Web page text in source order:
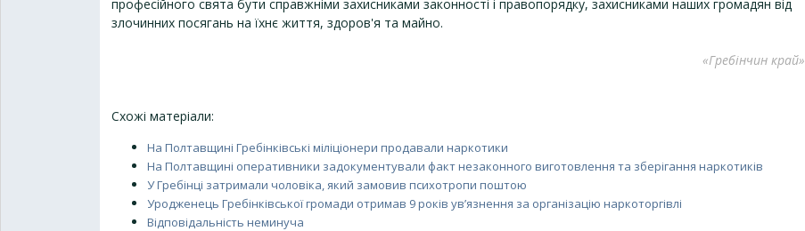
професійного свята бути справжніми захисниками законності і правопорядку, захисниками наших громадян від
злочинних посягань на їхнє життя, здоров'я та майно.
«Гребінчин край»
Схожі матеріали:
На Полтавщині Гребінківські міліціонери продавали наркотики
На Полтавщині оперативники задокументували факт незаконного виготовлення та зберігання наркотиків
У Гребінці затримали чоловіка, який замовив психотропи поштою
Уродженець Гребінківської громади отримав 9 років ув’язнення за організацію наркоторгівлі
Відповідальність неминуча